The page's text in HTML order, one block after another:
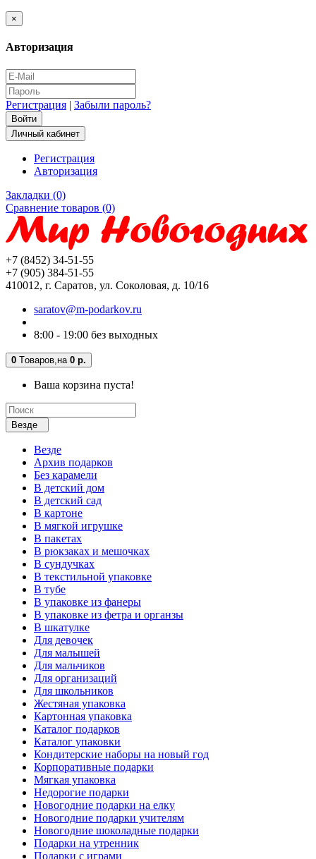
×
Авторизация
Регистрация | Забыли пароль?
Личный кабинет
Регистрация
Авторизация
Закладки (0)
Сравнение товаров (0)
+7 (8452) 34-51-55
+7 (905) 384-51-55
410012, г. Саратов, ул. Соколовая, д. 10/16
saratov@m-podarkov.ru
8:00 - 19:00 без выходных
0 Tоваров, на 0 р.
Ваша корзина пуста!
Везде
Везде
Архив подарков
Без карамели
В детский дом
В детский сад
В картоне
В мягкой игрушке
В пакетах
В рюкзаках и мешочках
В сундучках
В текстильной упаковке
В тубе
В упаковке из фанеры
В упаковке из фетра и органзы
В шкатулке
Для девочек
Для малышей
Для мальчиков
Для организаций
Для школьников
Жестяная упаковка
Картонная упаковка
Каталог подарков
Каталог упаковки
Кондитерские наборы на новый год
Корпоративные подарки
Мягкая упаковка
Недорогие подарки
Новогодние подарки на елку
Новогодние подарки учителям
Новогодние шоколадные подарки
Подарки на утренник
Подарки с играми